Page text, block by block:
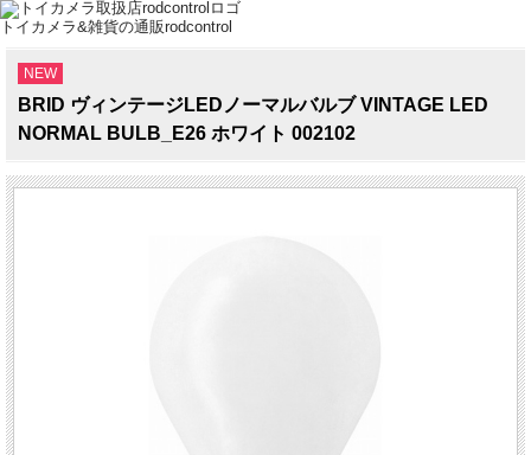
トイカメラ&雑貨の通販rodcontrol
NEW
BRID ヴィンテージLEDノーマルバルブ VINTAGE LED
NORMAL BULB_E26 ホワイト 002102